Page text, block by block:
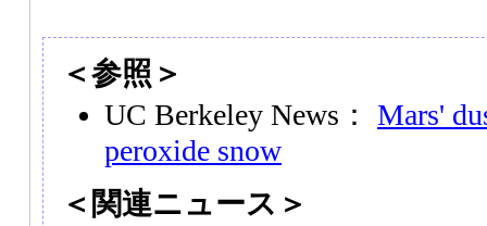
＜参照＞
UC Berkeley News： Mars'
peroxide snow
＜関連ニュース＞